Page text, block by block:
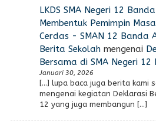
LKDS SMA Negeri 12
Membentuk Pemimpin
Cerdas - SMAN 12 Banda
Berita Sekolahmengenai
Bersama di SMA Negeri 12
Januari 30, 2026
[…] lupa baca juga berita kami
mengenai kegiatan Deklarasi
12 yang juga membangun […]